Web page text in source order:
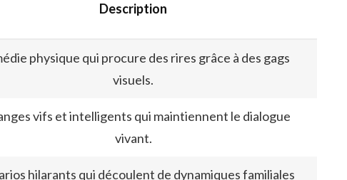
Description
physique qui procure des rires grâce à des gags
visuels.
vifs et intelligents qui maintiennent le dialogue
vivant.
hilarants qui découlent de dynamiques familiales